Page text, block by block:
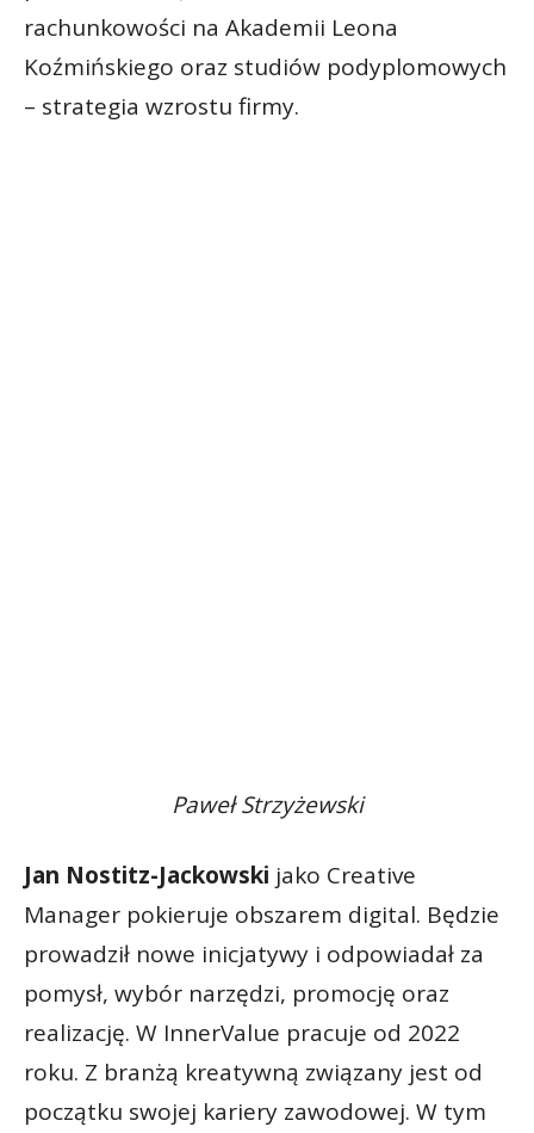
rachunkowości na Akademii Leona
Koźmińskiego oraz studiów podyplomowych
– strategia wzrostu firmy.
Paweł Strzyżewski
Jan Nostitz-Jackowski jako Creative
Manager pokieruje obszarem digital. Będzie
prowadził nowe inicjatywy i odpowiadał za
pomysł, wybór narzędzi, promocję oraz
realizację. W InnerValue pracuje od 2022
roku. Z branżą kreatywną związany jest od
początku swojej kariery zawodowej. W tym